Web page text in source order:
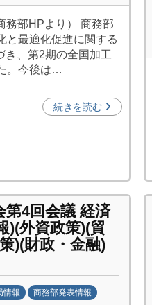
務部HPより） 商務部
と最適化促進に関する
き、第2期の全国加工
。今後は…
続きを読む
第4回会議 経済
)(外資政策)(貿
)(財政・金融)
情報
商務部発表情報